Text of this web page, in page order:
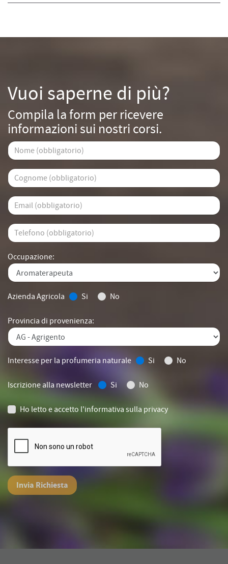
Vuoi saperne di più?
Compila la form per ricevere
informazioni sui nostri corsi.
Occupazione:
Azienda Agricola Si No
Provincia di provenienza:
Interesse per la profumeria naturale Si No
Iscrizione alla newsletter Si No
Ho letto e accetto l'informativa sulla privacy
Invia Richiesta